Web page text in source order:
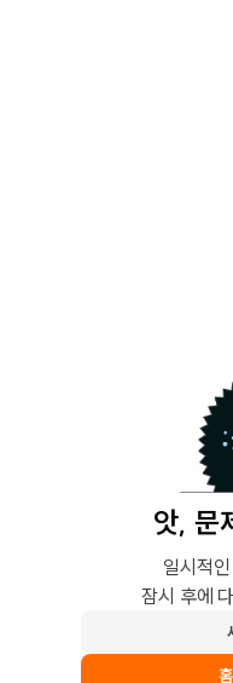
앗, 문
일시적
잠시 후에